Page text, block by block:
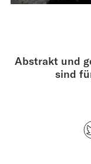
Abstrakt und
sind